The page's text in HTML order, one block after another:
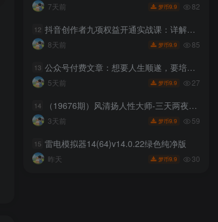
7天前 梦币9.9 82
12 抖音创作者九项权益开通实战课：详解伙伴计划准入路径，解锁流量激励与商单扶持权限
8天前 梦币9.9 85
13 公众号付费文章：想要人生顺遂，要培养这6种爱好
5天前 梦币9.9 27
14 （19676期）风清扬人性大师-三天两夜3月14-16线下课2026年｜拆解人性明暗逻辑，识人避坑，千万粉涨粉+直播百倍变现实战教学
3天前 梦币9.9 59
15 雷电模拟器14(64)v14.0.22绿色纯净版
昨天 梦币9.9 30